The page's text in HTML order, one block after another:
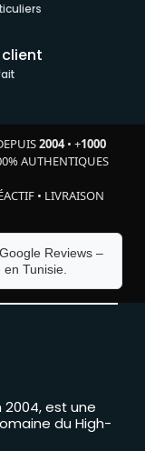
2004• +1000
AUTHENTIQUES
• LIVRAISON
Reviews –
Tunisie.
est une
du High-